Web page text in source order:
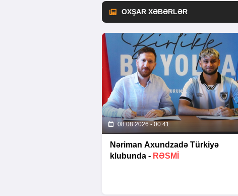
OXŞAR XƏBƏRLƏR
08.08.2026 - 00:41
Nəriman Axundzadə Türkiyə
klubunda - RƏSMİ